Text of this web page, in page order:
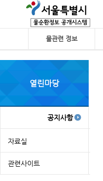
물관련 정보
열린마당
공지사항
자료실
관련사이트